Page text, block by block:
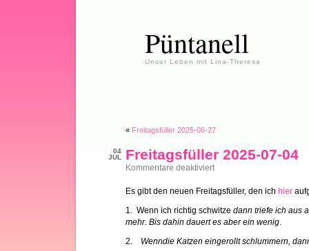
Püntanell
Unser Leben mit Lina-Theresa
« Freitagsfüller 2025-06-27
04
JUL
Freitagsfüller 2025-07-04
Kommentare deaktiviertfür
07-
Es gibt den neuen Freitagsfüller, den ich hier
1. Wenn ich richtig schwitze dann triefe ich aus
mehr. Bis dahin dauert es aber ein wenig
2. Wenndie Katzen eingerollt schlummern,